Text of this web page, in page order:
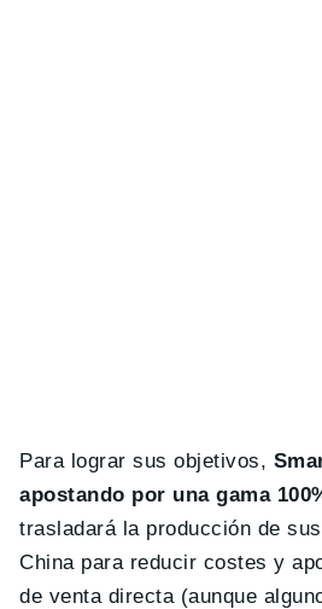
Para lograr sus objetivos,
apostando por una gama
trasladará la producción de
China para reducir costes y
de venta directa (aunque